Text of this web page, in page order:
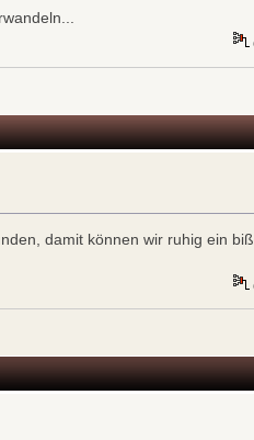
damit können wir ruhig ein